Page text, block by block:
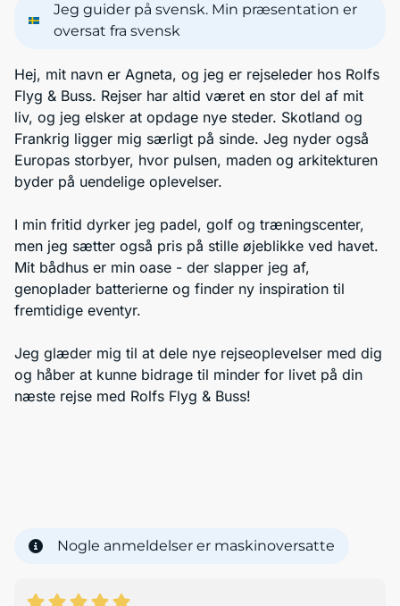
Jeg guider på svensk. Min præsentation er
oversat fra svensk
Hej, mit navn er Agneta, og jeg er rejseleder hos Rolfs
Flyg & Buss. Rejser har altid været en stor del af mit
liv, og jeg elsker at opdage nye steder. Skotland og
Frankrig ligger mig særligt på sinde. Jeg nyder også
Europas storbyer, hvor pulsen, maden og arkitekturen
byder på uendelige oplevelser.
I min fritid dyrker jeg padel, golf og træningscenter,
men jeg sætter også pris på stille øjeblikke ved havet.
Mit bådhus er min oase - der slapper jeg af,
genoplader batterierne og finder ny inspiration til
fremtidige eventyr.
Jeg glæder mig til at dele nye rejseoplevelser med dig
og håber at kunne bidrage til minder for livet på din
næste rejse med Rolfs Flyg & Buss!
Nogle anmeldelser er maskinoversatte